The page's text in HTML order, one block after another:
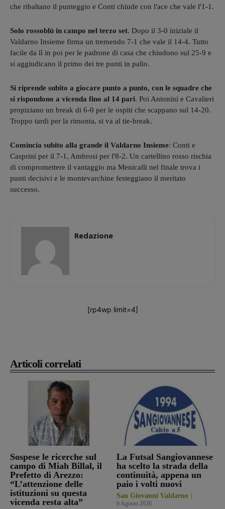
Articoli correlati
Sospese le ricerche sul
campo di Miah Billal, il
Prefetto di Arezzo:
“L’attenzione delle
istituzioni su questa
vicenda resta alta”
La Futsal Sangiovannese
ha scelto la strada della
continuità, appena un
paio i volti nuovi
San Giovanni Valdarno
6 Agosto 2026
che ribaltano il punteggio e Conti chiude con l'ace che vale l'1-1.
Solo rossoblù in campo nel terzo set. Dopo il 3-0 iniziale il
Valdarno Insieme firma un tremendo 7-1 che vale il 14-4. Tutto
facile da lì in poi per le padrone di casa che chiudono sul 25-9 e
si aggiudicano il primo dei tre punti in palio.
Si riprende subito a giocare punto a punto, con le squadre che
si rispondono a vicenda fino al 14 pari. Poi Antonini e Cavalieri
propiziano un break di 6-0 per le ospiti che scappano sul 14-20.
Troppo tardi per la rimonta, si va al tie-break.
Comincia subito alla grande il Valdarno Insieme: Conti e
Casprini per il 7-1, Ambrosi per l'8-2. Un cartellino rosso rischia
di compromettere il vantaggio ma Menicalli nel finale trova i
punti decisivi e le montevarchine festeggiano il meritato
successo.
Redazione
[rp4wp limit=4]